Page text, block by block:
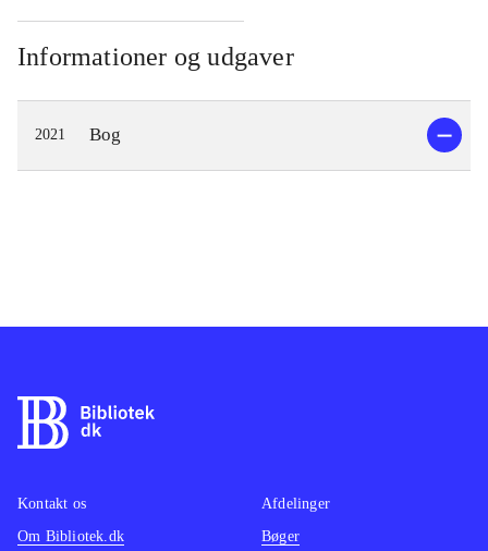
Informationer og udgaver
2021 Bog
Kontakt os
Om Bibliotek.dk
Afdelinger
Bøger